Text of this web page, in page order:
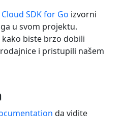
SDK for Go izvorni
u svom projektu.
kako biste brzo dobili
i pristupili našem
da vidite